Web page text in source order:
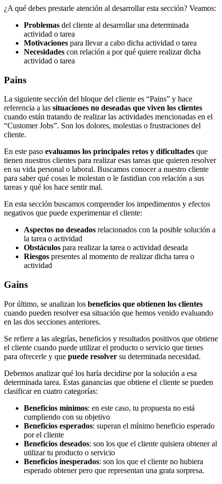
¿A qué debes prestarle atención al desarrollar esta sección? Veamos:
Problemas del cliente al desarrollar una determinada
actividad o tarea
Motivaciones para llevar a cabo dicha actividad o tarea
Necesidades con relación a por qué quiere realizar dicha
actividad o tarea
Pains
La siguiente sección del bloque del cliente es “Pains” y hace
referencia a las situaciones no deseadas que viven los clientes
cuando están tratando de realizar las actividades mencionadas en el
“Customer Jobs”. Son los dolores, molestias o frustraciones del
cliente.
En este paso evaluamos los principales retos y dificultades que
tienen nuestros clientes para realizar esas tareas que quieren resolver
en su vida personal o laboral. Buscamos conocer a nuestro cliente
para saber qué cosas le molestan o le fastidian con relación a sus
tareas y qué los hace sentir mal.
En esta sección buscamos comprender los impedimentos y efectos
negativos que puede experimentar el cliente:
Aspectos no deseados relacionados con la posible solución a
la tarea o actividad
Obstáculos para realizar la tarea o actividad deseada
Riesgos presentes al momento de realizar dicha tarea o
actividad
Gains
Por último, se analizan los beneficios que obtienen los clientes
cuando pueden resolver esa situación que hemos venido evaluando
en las dos secciones anteriores.
Se refiere a las alegrías, beneficios y resultados positivos que obtiene
el cliente cuando puede utilizar el producto o servicio que tienes
para ofrecerle y que puede resolver su determinada necesidad.
Debemos analizar qué los haría decidirse por la solución a esa
determinada tarea. Estas ganancias que obtiene el cliente se pueden
clasificar en cuatro categorías:
Beneficios mínimos: en este caso, tu propuesta no está
cumpliendo con su objetivo
Beneficios esperados: superan el mínimo beneficio esperado
por el cliente
Beneficios deseados: son los que el cliente quisiera obtener al
utilizar tu producto o servicio
Beneficios inesperados: son los que el cliente no hubiera
esperado obtener pero que representan una grata sorpresa.